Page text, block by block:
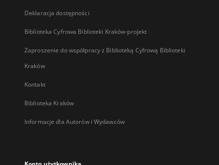
Deklaracja dostępności
Biblioteka Cyfrowa Biblioteki Kraków-projekt
Zaproszenie do współpracy z Biblioteką Cyfrową Biblioteki
Kraków
Kontakt
Biblioteka Kraków
Informacje dla Autorów i Wydawców